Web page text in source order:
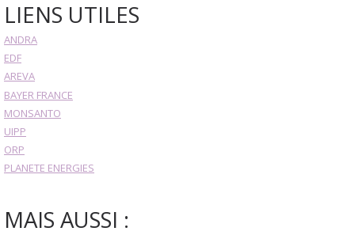
LIENS UTILES
ANDRA
EDF
AREVA
BAYER FRANCE
MONSANTO
UIPP
ORP
PLANETE ENERGIES
MAIS AUSSI :